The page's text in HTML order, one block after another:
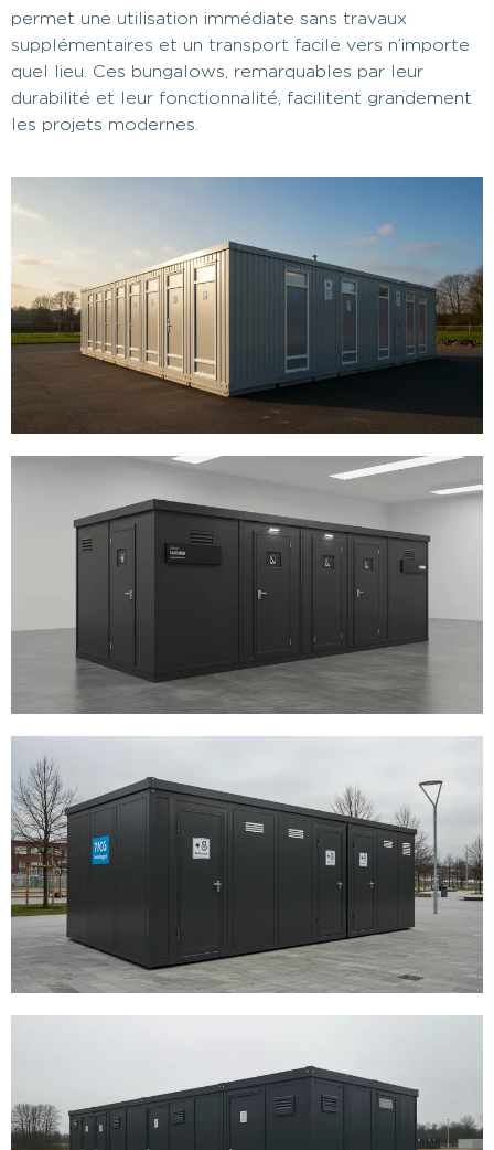
permet une utilisation immédiate sans travaux
supplémentaires et un transport facile vers n’importe
quel lieu. Ces bungalows, remarquables par leur
durabilité et leur fonctionnalité, facilitent grandement
les projets modernes.